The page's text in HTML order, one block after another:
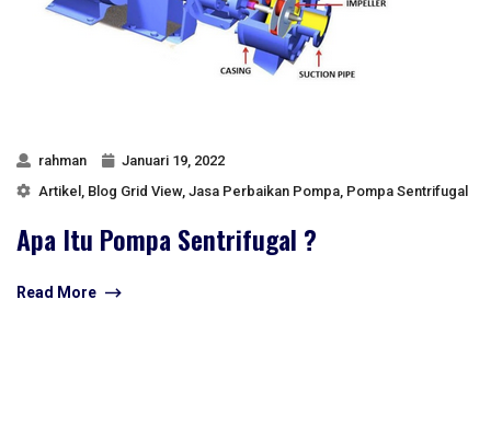
rahman
Januari 19, 2022
Artikel , Blog Grid View, Jasa Perbaikan Pompa, Pompa Sentrifugal
Apa Itu Pompa Sentrifugal ?
Read More